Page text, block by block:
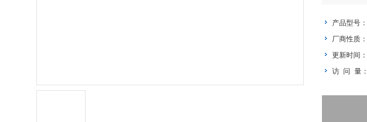
产品型号：
厂商性质：
更新时间：
访 问 量：